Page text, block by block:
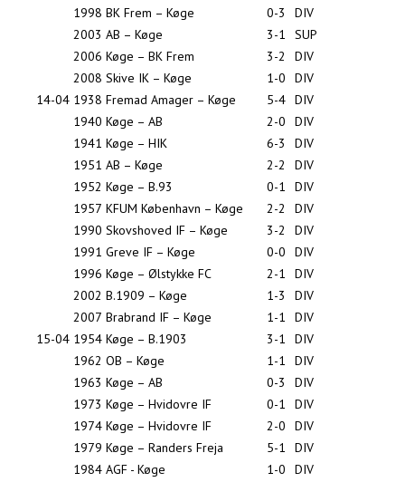
1998 BK Frem – Køge 0-3
DIV
2003 AB – Køge 3-1
SUP
2006 Køge – BK Frem 3-2
DIV
2008 Skive IK – Køge 1-0
DIV
14-04 1938 Fremad Amager – Køge 5-4 DIV
1940 Køge – AB 2-0
DIV
1941 Køge – HIK 6-3
DIV
1951 AB – Køge 2-2
DIV
1952 Køge – B.93 0-1
DIV
1957 KFUM København – Køge 2-2
DIV
1990 Skovshoved IF – Køge 3-2
DIV
1991 Greve IF – Køge 0-0
DIV
1996 Køge – Ølstykke FC 2-1
DIV
2002 B.1909 – Køge 1-3
DIV
2007 Brabrand IF – Køge 1-1
DIV
15-04 1954 Køge – B.1903 3-1
DIV
1962 OB – Køge 1-1
DIV
1963 Køge – AB 0-3
DIV
1973 Køge – Hvidovre IF 0-1
DIV
1974 Køge – Hvidovre IF 2-0
DIV
1979 Køge – Randers Freja 5-1
DIV
1984 AGF - Køge 1-0
DIV